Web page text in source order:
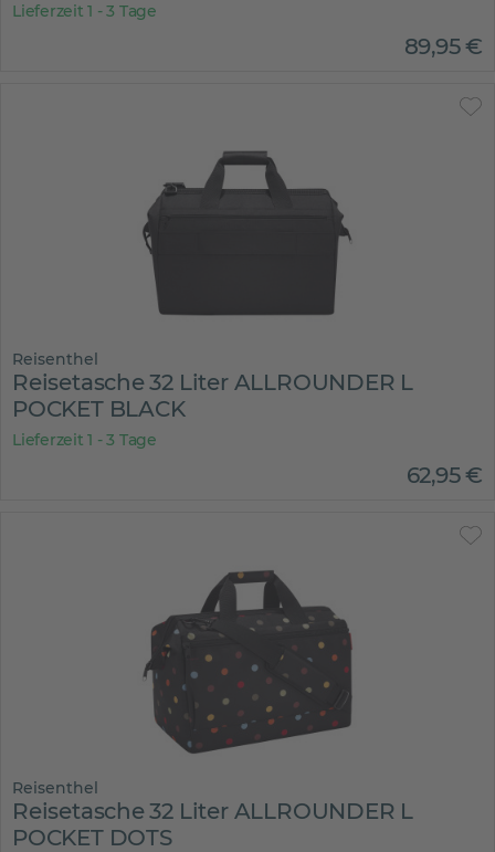
Lieferzeit 1 - 3 Tage
89,95€
Reisenthel
Reisetasche 32 Liter ALLROUNDER L
POCKET BLACK
Lieferzeit 1 - 3 Tage
62,95€
Reisenthel
Reisetasche 32 Liter ALLROUNDER L
POCKET DOTS